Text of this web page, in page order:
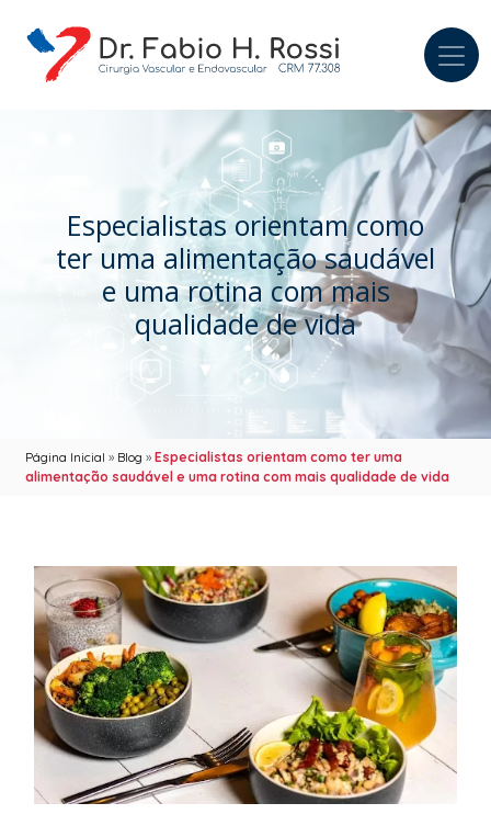
Especialistas orientam como
ter uma alimentação saudável
e uma rotina com mais
qualidade de vida
Página Inicial » Blog » Especialistas orientam como ter uma
alimentação saudável e uma rotina com mais qualidade de vida